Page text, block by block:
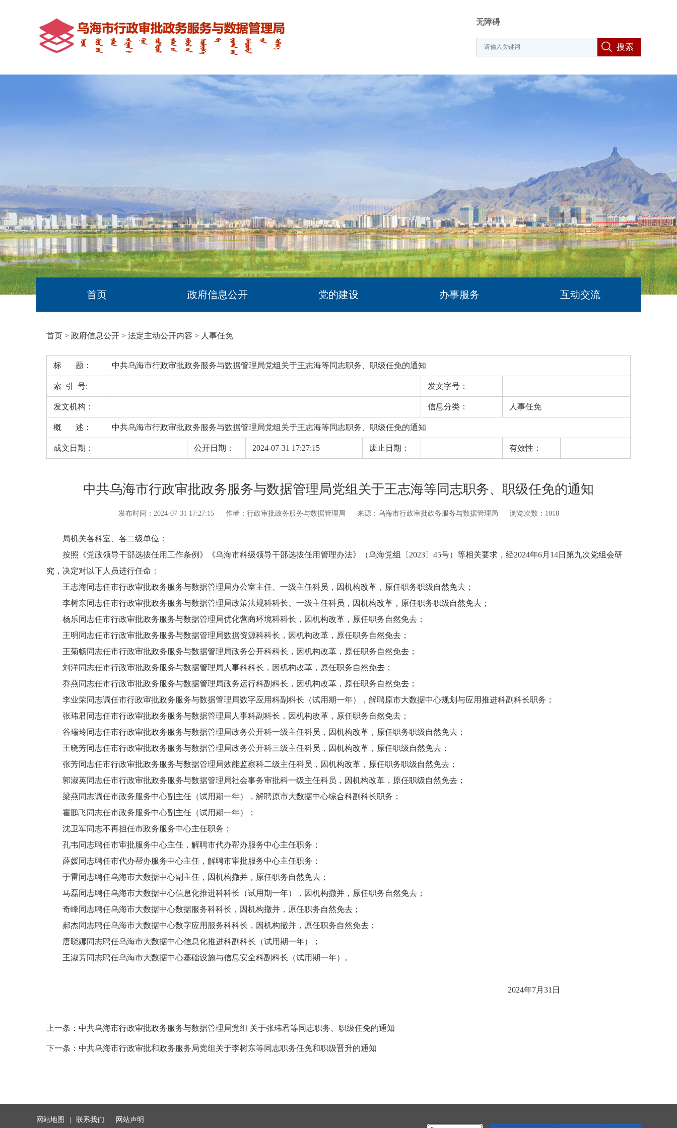
无障碍
搜索
首页 政府信息公开 党的建设 办事服务 互动交流
首页 > 政府信息公开 > 法定主动公开内容 > 人事任免
标 题： 中共乌海市行政审批政务服务与数据管理局党组关于王志海等同志职务、职级任免的通知
索 引 号: 发文字号：
发文机构： 信息分类： 人事任免
概 述： 中共乌海市行政审批政务服务与数据管理局党组关于王志海等同志职务、职级任免的通知
成文日期： 公开日期： 2024-07-31 17:27:15 废止日期： 有效性：
中共乌海市行政审批政务服务与数据管理局党组关于王志海等同志职务、职级任免的通知
发布时间：2024-07-31 17:27:15 作者：行政审批政务服务与数据管理局 来源：乌海市行政审批政务服务与数据管理局 浏览次数： 1018
局机关各科室、各二级单位：
按照《党政领导干部选拔任用工作条例》《乌海市科级领导干部选拔任用管理办法》（乌海党组〔2023〕45号）等相关要求，经2024年6月14日第九次党组会研
究，决定对以下人员进行任命：
王志海同志任市行政审批政务服务与数据管理局办公室主任、一级主任科员，因机构改革，原任职务职级自然免去；
李树东同志任市行政审批政务服务与数据管理局政策法规科科长、一级主任科员，因机构改革，原任职务职级自然免去；
杨乐同志任市行政审批政务服务与数据管理局优化营商环境科科长，因机构改革，原任职务自然免去；
王明同志任市行政审批政务服务与数据管理局数据资源科科长，因机构改革，原任职务自然免去；
王菊畅同志任市行政审批政务服务与数据管理局政务公开科科长，因机构改革，原任职务自然免去；
刘洋同志任市行政审批政务服务与数据管理局人事科科长，因机构改革，原任职务自然免去；
乔燕同志任市行政审批政务服务与数据管理局政务运行科副科长，因机构改革，原任职务自然免去；
李业荣同志调任市行政审批政务服务与数据管理局数字应用科副科长（试用期一年），解聘原市大数据中心规划与应用推进科副科长职务；
张玮君同志任市行政审批政务服务与数据管理局人事科副科长，因机构改革，原任职务自然免去；
谷瑞玲同志任市行政审批政务服务与数据管理局政务公开科一级主任科员，因机构改革，原任职务职级自然免去；
王晓芳同志任市行政审批政务服务与数据管理局政务公开科三级主任科员，因机构改革，原任职级自然免去；
张芳同志任市行政审批政务服务与数据管理局效能监察科二级主任科员，因机构改革，原任职务职级自然免去；
郭淑英同志任市行政审批政务服务与数据管理局社会事务审批科一级主任科员，因机构改革，原任职级自然免去；
梁燕同志调任市政务服务中心副主任（试用期一年），解聘原市大数据中心综合科副科长职务；
霍鹏飞同志任市政务服务中心副主任（试用期一年）；
沈卫军同志不再担任市政务服务中心主任职务；
孔韦同志聘任市审批服务中心主任，解聘市代办帮办服务中心主任职务；
薛媛同志聘任市代办帮办服务中心主任，解聘市审批服务中心主任职务；
于雷同志聘任乌海市大数据中心副主任，因机构撤并，原任职务自然免去；
马磊同志聘任乌海市大数据中心信息化推进科科长（试用期一年），因机构撤并，原任职务自然免去；
奇峰同志聘任乌海市大数据中心数据服务科科长，因机构撤并，原任职务自然免去；
郝杰同志聘任乌海市大数据中心数字应用服务科科长，因机构撤并，原任职务自然免去；
唐晓娜同志聘任乌海市大数据中心信息化推进科副科长（试用期一年）；
王淑芳同志聘任乌海市大数据中心基础设施与信息安全科副科长（试用期一年）。
2024年7月31日
上一条： 中共乌海市行政审批政务服务与数据管理局党组 关于张玮君等同志职务、职级任免的通知
下一条： 中共乌海市行政审批和政务服务局党组关于李树东等同志职务任免和职级晋升的通知
网站地图 联系我们 网站声明